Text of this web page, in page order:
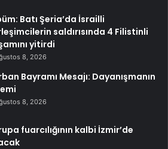
Batı Şeria’da İsrailli
saldırısında 4 Filistinli
yitirdi
8, 2026
Bayramı Mesajı: Dayanışmanın
8, 2026
fuarcılığının kalbi İzmir’de